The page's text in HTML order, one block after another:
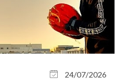
24/07/2026